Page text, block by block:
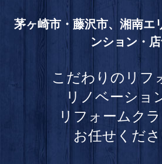
茅ヶ崎市・藤沢市、湘南エ
ンション・
こだわりのリフ
リノベーショ
リフォームク
お任せくださ